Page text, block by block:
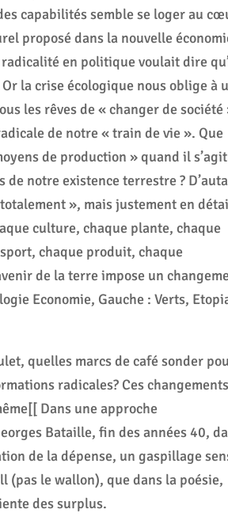
capabilités semble se loger au
proposé dans la nouvelle
en politique voulait dire
la crise écologique nous oblige à
les rêves de « changer de société
de notre « train de vie ». Que
de production » quand il
notre existence terrestre ?
», mais justement en
culture, chaque plante, chaque
chaque produit, chaque
de la terre impose un
Economie, Gauche : Verts,
quelles marcs de café sonder
radicales? Ces changements
Dans une approche
Bataille, fin des années 40,
de la dépense, un gaspillage
(pas le wallon), que dans la poésie,
des surplus.